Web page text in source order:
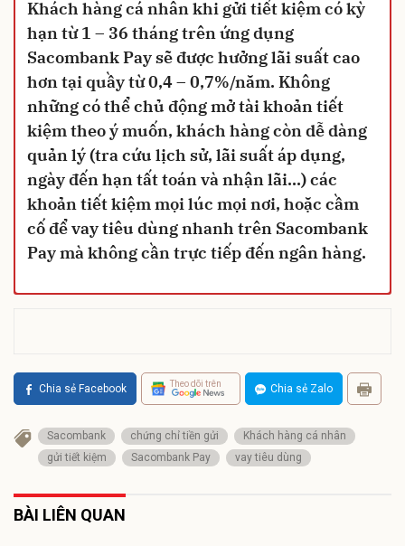
Khách hàng cá nhân khi gửi tiết kiệm có kỳ
hạn từ 1 – 36 tháng trên ứng dụng
Sacombank Pay sẽ được hưởng lãi suất cao
hơn tại quầy từ 0,4 – 0,7%/năm. Không
những có thể chủ động mở tài khoản tiết
kiệm theo ý muốn, khách hàng còn dễ dàng
quản lý (tra cứu lịch sử, lãi suất áp dụng,
ngày đến hạn tất toán và nhận lãi…) các
khoản tiết kiệm mọi lúc mọi nơi, hoặc cầm
cố để vay tiêu dùng nhanh trên Sacombank
Pay mà không cần trực tiếp đến ngân hàng.
Chia sẻ Facebook Theo dõi trên Chia sẻ Zalo
Sacombank chứng chỉ tiền gửi
Khách hàng cá nhân
gửi tiết kiệm
Sacombank Pay vay tiêu dùng
BÀI LIÊN QUAN